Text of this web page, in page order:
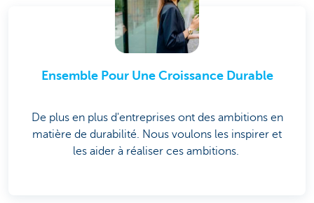
Ensemble Pour Une Croissance Durable
De plus en plus d'entreprises ont des ambitions en
matière de durabilité. Nous voulons les inspirer et
les aider à réaliser ces ambitions.